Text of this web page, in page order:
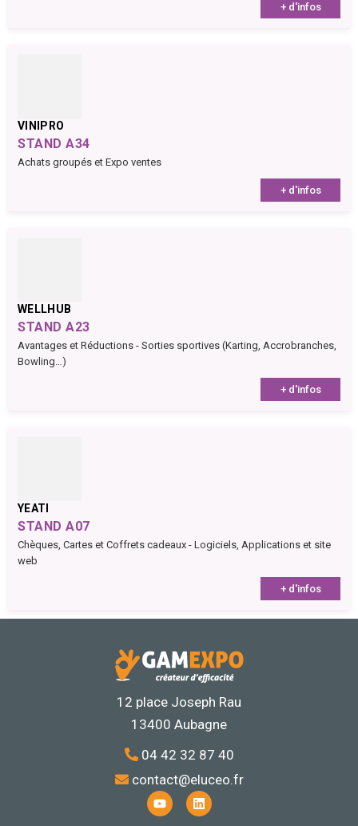
+ d'infos
VINIPRO
STAND A34
Achats groupés et Expo ventes
+ d'infos
WELLHUB
STAND A23
Avantages et Réductions - Sorties sportives (Karting, Accrobranches,
Bowling…)
+ d'infos
YEATI
STAND A07
Chèques, Cartes et Coffrets cadeaux - Logiciels, Applications et site
web
+ d'infos
12 place Joseph Rau
13400 Aubagne
04 42 32 87 40
contact@eluceo.fr
Y
o
L
i